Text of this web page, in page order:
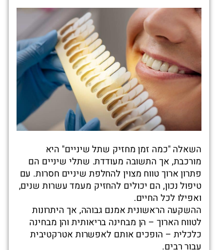
השאלה "כמה זמן מחזיק שתל שיניים" היא
מורכבת, אך התשובה מעודדת. שתלי שיניים הם
פתרון ארוך טווח מצוין להחלפת שיניים חסרות. עם
טיפול נכון, הם יכולים להחזיק מעמד עשרות שנים,
ואפילו לכל החיים.
ההשקעה הראשונית אמנם גבוהה, אך היתרונות
לטווח הארוך – הן מבחינה בריאותית והן מבחינה
כלכלית – הופכים אותם לאפשרות אטרקטיבית
עבור רבים.